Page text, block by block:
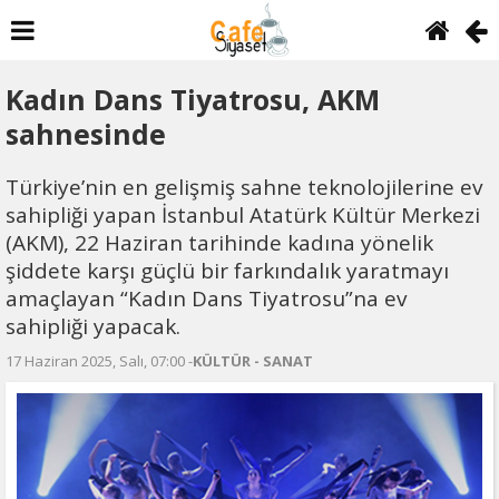
Kadın Dans Tiyatrosu, AKM
sahnesinde
Türkiye’nin en gelişmiş sahne teknolojilerine ev
sahipliği yapan İstanbul Atatürk Kültür Merkezi
(AKM), 22 Haziran tarihinde kadına yönelik
şiddete karşı güçlü bir farkındalık yaratmayı
amaçlayan “Kadın Dans Tiyatrosu”na ev
sahipliği yapacak.
17 Haziran 2025, Salı, 07:00 -KÜLTÜR - SANAT